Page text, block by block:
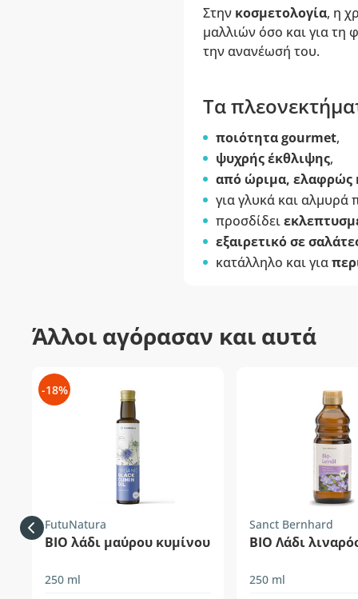
Στην κοσμετολογία, η
μαλλιών όσο και για τη
την ανανέωσή του.
Τα
ποιότητα gourmet,
ψυχρής έκθλιψης,
από ώριμα, ελαφρώς
για γλυκά και αλμυρά
προσδίδει
εξαιρετικό σε
κατάλληλο και για
Άλλοι αγόρασαν και αυτά
-18%
FutuNatura
ΒΙΟ λάδι μαύρου κυμίνου
250 ml
Sanct Bernhard
ΒΙΟ Λάδι
250 ml